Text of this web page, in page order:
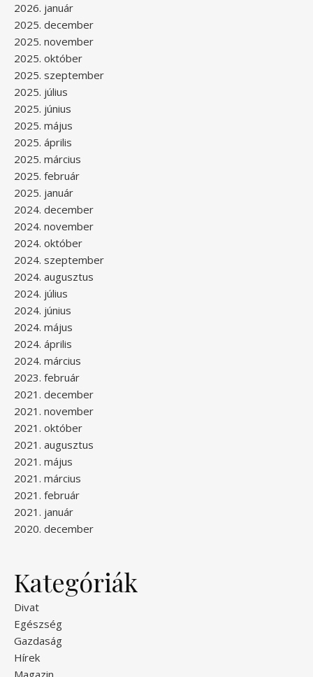
2026. január
2025. december
2025. november
2025. október
2025. szeptember
2025. július
2025. június
2025. május
2025. április
2025. március
2025. február
2025. január
2024. december
2024. november
2024. október
2024. szeptember
2024. augusztus
2024. július
2024. június
2024. május
2024. április
2024. március
2023. február
2021. december
2021. november
2021. október
2021. augusztus
2021. május
2021. március
2021. február
2021. január
2020. december
Kategóriák
Divat
Egészség
Gazdaság
Hírek
Magazin